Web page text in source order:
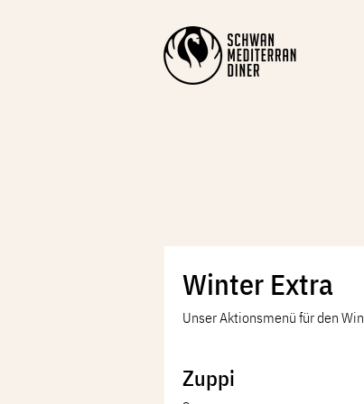
Winter Extra
Unser Aktionsmenü für den
Zuppi